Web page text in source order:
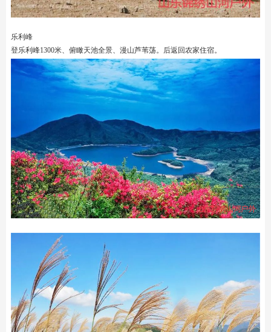
乐利峰
登乐利峰1300米、俯瞰天池全景、漫山芦苇荡。后返回农家住宿。